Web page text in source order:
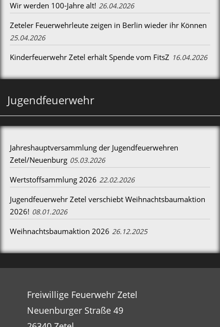
Wir werden 100-Jahre alt! 26.04.2026
Zeteler Feuerwehrleute zeigen in Berlin wieder ihr Können
25.04.2026
Kinderfeuerwehr Zetel erhält Spende vom FitsZ 16.04.2026
Jugendfeuerwehr
Jahreshauptversammlung der Jugendfeuerwehren
Zetel/Neuenburg 05.03.2026
Wertstoffsammlung 2026 22.02.2026
Jugendfeuerwehr Zetel verschiebt Weihnachtsbaumaktion
2026! 08.01.2026
Weihnachtsbaumaktion 2026 26.12.2025
Freiwillige Feuerwehr Zetel
Neuenburger Straße 49